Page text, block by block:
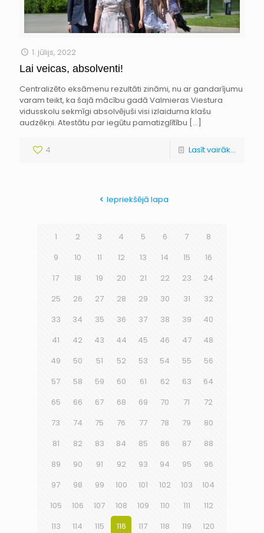
1. jūlijs, 2022
Lai veicas, absolventi!
Centralizēto eksāmenu rezultāti zināmi, nu ar gandarījumu
varam teikt, ka šajā mācību gadā Valmieras Viestura
vidusskolu sekmīgi absolvējuši visi izlaiduma klašu
audzēkņi. Atestātu par iegūtu pamatizglītību […]
4 Lasīt vairāk...
Iepriekšējā lapa
1 2 3 4 5 6 7
8
9
10 11 12 13 14 15
16
17
18 19 20 21 22 23
24
25
26 27 28 29 30 31
32
33
34 35 36 37 38 39
40
41
42 43 44 45 46 47
48
49
50 51 52 53 54 55
56
57
58 59 60 61 62 63
64
65
66 67 68 69 70 71
72
73
74 75 76 77 78 79
80
81
82 83 84 85 86 87
88
89
90 91 92 93 94 95
96
97
98 99 100 101 102 103
104
105
106 107 108 109 110 111
112
113
114 115 116 117 118 119
120